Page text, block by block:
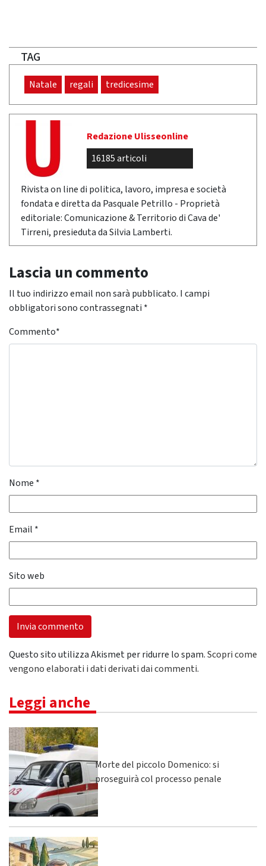
TAG
Natale regali tredicesime
Redazione Ulisseonline
16185 articoli
Rivista on line di politica, lavoro, impresa e società
fondata e diretta da Pasquale Petrillo - Proprietà
editoriale: Comunicazione & Territorio di Cava de'
Tirreni, presieduta da Silvia Lamberti.
Lascia un commento
Il tuo indirizzo email non sarà pubblicato. I campi
obbligatori sono contrassegnati *
Commento*
Nome *
Email *
Sito web
Questo sito utilizza Akismet per ridurre lo spam.Scopri come
vengono elaborati i dati derivati dai commenti.
Leggi anche
Morte del piccolo Domenico: si
proseguirà col processo penale